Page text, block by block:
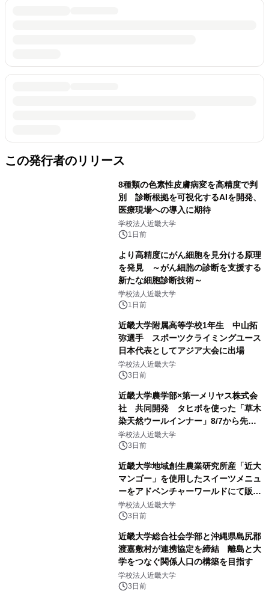
この発行者のリリース
8種類の色素性皮膚病変を高精度で判
別 診断根拠を可視化するAIを開発、
医療現場への導入に期待
学校法人近畿大学
1日前
より高精度にがん細胞を見分ける原理
を発見 ～がん細胞の診断を支援する
新たな細胞診断技術～
学校法人近畿大学
1日前
近畿大学附属高等学校1年生 中山拓
弥選手 スポーツクライミングユース
日本代表としてアジア大会に出場
学校法人近畿大学
3日前
近畿大学農学部×第一メリヤス株式会
社 共同開発 タヒボを使った「草木
染天然ウールインナー」8/7から先行
販売
学校法人近畿大学
3日前
近畿大学地域創生農業研究所産「近大
マンゴー」を使用したスイーツメニュ
ーをアドベンチャーワールドにて販売
します パークでしか味わえない期間
限定スイーツを楽しんで♪
学校法人近畿大学
3日前
近畿大学総合社会学部と沖縄県島尻郡
渡嘉敷村が連携協定を締結 離島と大
学をつなぐ関係人口の構築を目指す
学校法人近畿大学
3日前